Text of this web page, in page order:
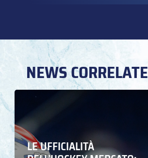
NEWS CORRELATE
LE UFFICIALITÀ